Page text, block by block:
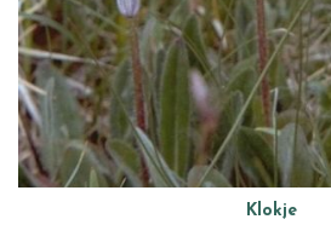
Klokje